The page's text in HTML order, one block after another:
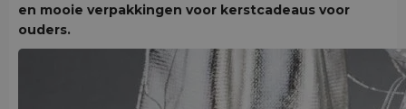
en mooie verpakkingen voor kerstcadeaus voor
ouders.